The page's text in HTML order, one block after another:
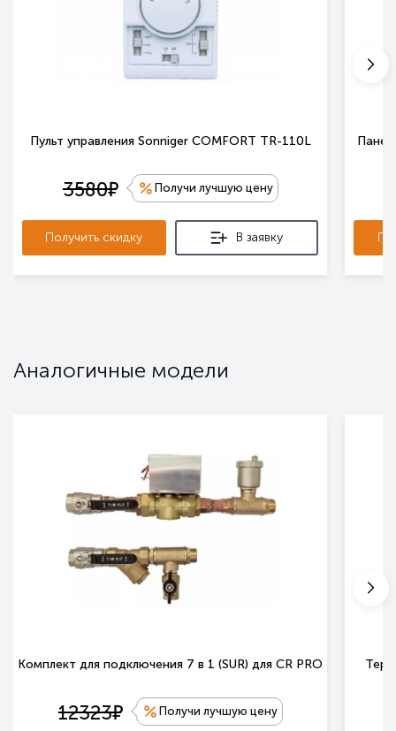
Пульт управления Sonniger COMFORT TR-110L
3580е Получи лучшую цену
Получить скидку В заявку
Аналогичные модели
Комплект для подключения 7 в 1 (SUR) для CR PRO
12323е Получи лучшую цену